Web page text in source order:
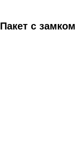
Пакет с